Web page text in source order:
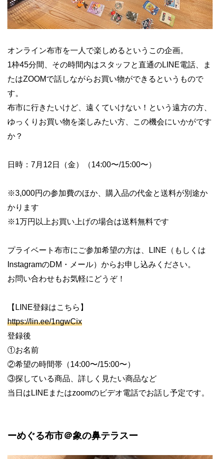
オンライン布市を一人で楽しめるというこの企画。
1枠45分間、その時間内はスタッフと直通のLINE電話、ま
たはZOOMで話しながらお買い物ができるというもので
す。
布市に行きたいけど、遠くていけない！という遠方の方、
ゆっくりお買い物を楽しみたい方、この機会にいかがです
か？
日時：7月12日（金）（14:00〜/15:00〜）
※3,000円の参加費のほか、購入品の代金と送料が別途か
かります
※1万円以上お買い上げの場合は送料無料です
プライベート布市にご参加希望の方は、LINE（もしくは
InstagramのDM・メール）からお申し込みください。
お問い合わせもお気軽にどうぞ！
【LINE登録はこちら】
https://lin.ee/1ngwCix
登録後
①お名前
②希望の時間帯（14:00〜/15:00〜）
③探している商品、詳しく見たい商品など
当日はLINEまたはzoomのビデオ電話でお話し予定です。
ーめぐる布市＠象の鼻テラスー